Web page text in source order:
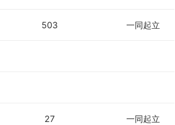
503 一同起立
27 一同起立